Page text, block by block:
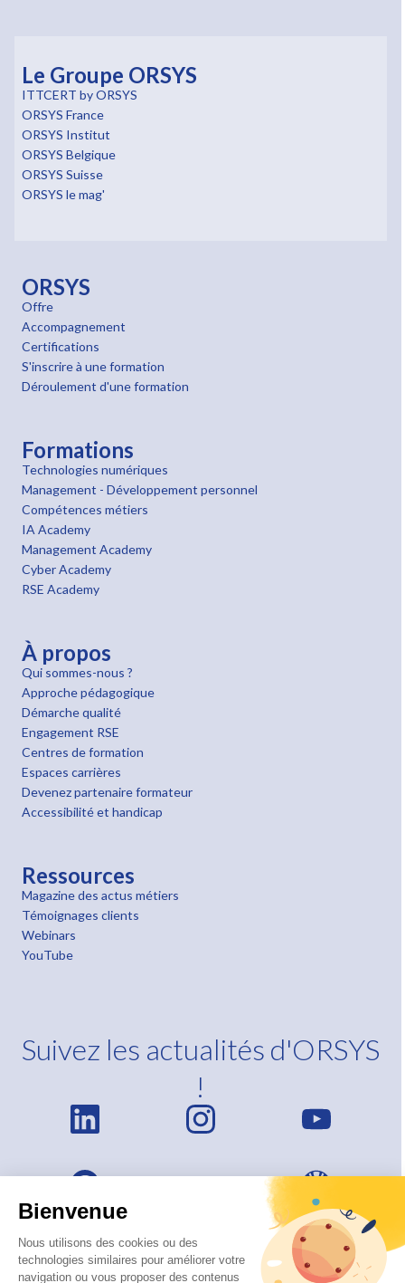
Bienvenue
Nous utilisons des cookies ou des
technologies similaires pour améliorer votre
navigation ou vous proposer des contenus
Le Groupe ORSYS
ITTCERT by ORSYS
ORSYS France
ORSYS Institut
ORSYS Belgique
ORSYS Suisse
ORSYS le mag'
ORSYS
Offre
Accompagnement
Certifications
S'inscrire à une formation
Déroulement d'une formation
Formations
Technologies numériques
Management - Développement personnel
Compétences métiers
IA Academy
Management Academy
Cyber Academy
RSE Academy
À propos
Qui sommes-nous ?
Approche pédagogique
Démarche qualité
Engagement RSE
Centres de formation
Espaces carrières
Devenez partenaire formateur
Accessibilité et handicap
Ressources
Magazine des actus métiers
Témoignages clients
Webinars
YouTube
Suivez les actualités d'ORSYS
!